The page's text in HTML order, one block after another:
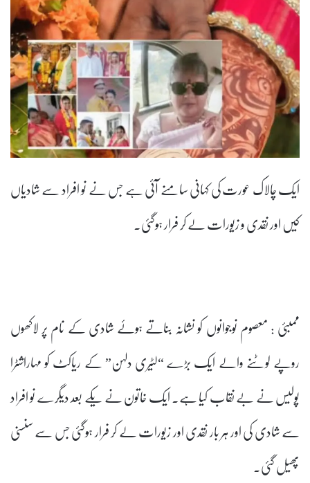
ایک چالاک عورت کی کہانی سامنے آئی ہے جس نے نو افراد سے شادیاں
کیں اور نقدی و زیورات لے کر فرار ہوگئی۔
ممبئی : معصوم نوجوانوں کو نشانہ بناتے ہوئے شادی کے نام پر لاکھوں
روپے لوٹنے والے ایک بڑے “لٹیری دلہن” کے ریاکٹ کو مہاراشٹرا
پولیس نے بے نقاب کیا ہے۔ ایک خاتون نے یکے بعد دیگرے نو افراد
سے شادی کی اور ہر بار نقدی اور زیورات لے کر فرار ہوگئی جس سے سنسنی
پھیل گئی۔